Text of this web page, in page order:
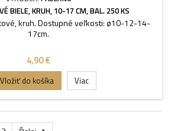
BIELE, KRUH, 10-17 CM, BAL. 250 KS
kruh. Dostupné veľkosti: ø10-12-14-
17cm.
4,90 €
Vložiť do košíka Viac